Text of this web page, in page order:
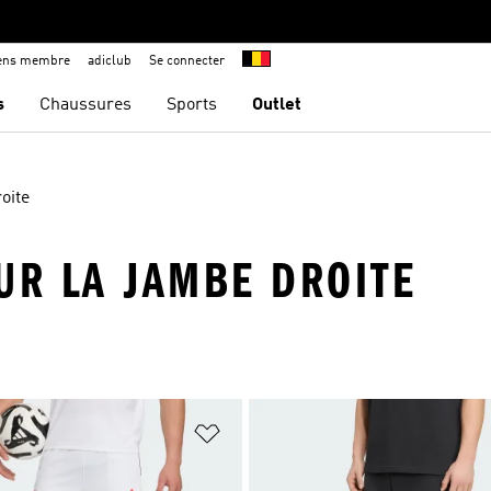
membre adiclub Se connecter
Chaussures Sports Outlet
LA JAMBE DROITE
de produits favoris Ajouter à la Liste de produits